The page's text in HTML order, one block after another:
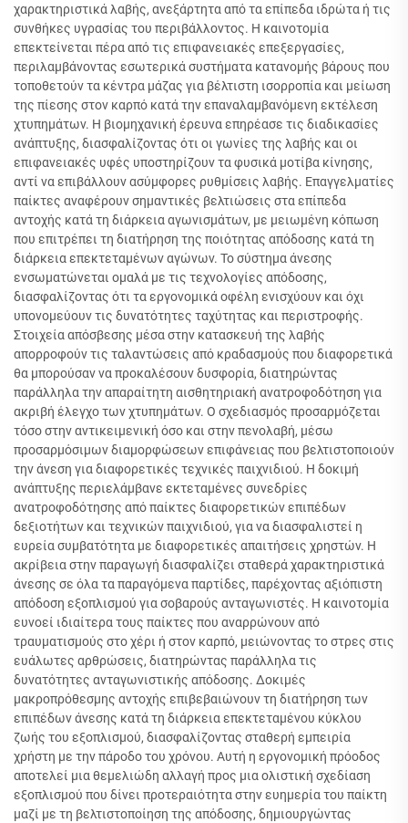
χαρακτηριστικά λαβής, ανεξάρτητα από τα επίπεδα ιδρώτα ή τις
συνθήκες υγρασίας του περιβάλλοντος. Η καινοτομία
επεκτείνεται πέρα από τις επιφανειακές επεξεργασίες,
περιλαμβάνοντας εσωτερικά συστήματα κατανομής βάρους που
τοποθετούν τα κέντρα μάζας για βέλτιστη ισορροπία και μείωση
της πίεσης στον καρπό κατά την επαναλαμβανόμενη εκτέλεση
χτυπημάτων. Η βιομηχανική έρευνα επηρέασε τις διαδικασίες
ανάπτυξης, διασφαλίζοντας ότι οι γωνίες της λαβής και οι
επιφανειακές υφές υποστηρίζουν τα φυσικά μοτίβα κίνησης,
αντί να επιβάλλουν ασύμφορες ρυθμίσεις λαβής. Επαγγελματίες
παίκτες αναφέρουν σημαντικές βελτιώσεις στα επίπεδα
αντοχής κατά τη διάρκεια αγωνισμάτων, με μειωμένη κόπωση
που επιτρέπει τη διατήρηση της ποιότητας απόδοσης κατά τη
διάρκεια επεκτεταμένων αγώνων. Το σύστημα άνεσης
ενσωματώνεται ομαλά με τις τεχνολογίες απόδοσης,
διασφαλίζοντας ότι τα εργονομικά οφέλη ενισχύουν και όχι
υπονομεύουν τις δυνατότητες ταχύτητας και περιστροφής.
Στοιχεία απόσβεσης μέσα στην κατασκευή της λαβής
απορροφούν τις ταλαντώσεις από κραδασμούς που διαφορετικά
θα μπορούσαν να προκαλέσουν δυσφορία, διατηρώντας
παράλληλα την απαραίτητη αισθητηριακή ανατροφοδότηση για
ακριβή έλεγχο των χτυπημάτων. Ο σχεδιασμός προσαρμόζεται
τόσο στην αντικειμενική όσο και στην πενολαβή, μέσω
προσαρμόσιμων διαμορφώσεων επιφάνειας που βελτιστοποιούν
την άνεση για διαφορετικές τεχνικές παιχνιδιού. Η δοκιμή
ανάπτυξης περιελάμβανε εκτεταμένες συνεδρίες
ανατροφοδότησης από παίκτες διαφορετικών επιπέδων
δεξιοτήτων και τεχνικών παιχνιδιού, για να διασφαλιστεί η
ευρεία συμβατότητα με διαφορετικές απαιτήσεις χρηστών. Η
ακρίβεια στην παραγωγή διασφαλίζει σταθερά χαρακτηριστικά
άνεσης σε όλα τα παραγόμενα παρτίδες, παρέχοντας αξιόπιστη
απόδοση εξοπλισμού για σοβαρούς ανταγωνιστές. Η καινοτομία
ευνοεί ιδιαίτερα τους παίκτες που αναρρώνουν από
τραυματισμούς στο χέρι ή στον καρπό, μειώνοντας το στρες στις
ευάλωτες αρθρώσεις, διατηρώντας παράλληλα τις
δυνατότητες ανταγωνιστικής απόδοσης. Δοκιμές
μακροπρόθεσμης αντοχής επιβεβαιώνουν τη διατήρηση των
επιπέδων άνεσης κατά τη διάρκεια επεκτεταμένου κύκλου
ζωής του εξοπλισμού, διασφαλίζοντας σταθερή εμπειρία
χρήστη με την πάροδο του χρόνου. Αυτή η εργονομική πρόοδος
αποτελεί μια θεμελιώδη αλλαγή προς μια ολιστική σχεδίαση
εξοπλισμού που δίνει προτεραιότητα στην ευημερία του παίκτη
μαζί με τη βελτιστοποίηση της απόδοσης, δημιουργώντας